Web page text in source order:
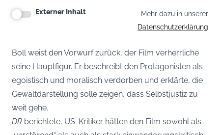
Externer Inhalt
Mehr dazu in unserer
Datenschutzerklärung
Boll weist den Vorwurf zurück, der Film verherrliche
seine Hauptfigur. Er beschreibt den Protagonisten als
egoistisch und moralisch verdorben und erklärte, die
Gewaltdarstellung solle zeigen, dass Selbstjustiz zu
weit gehe.
DR berichtete, US-Kritiker hätten den Film sowohl als